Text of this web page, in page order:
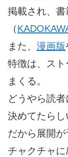
掲載され、
（
また、 漫画版
特徴は、ス
まくる。
どうやら読
決めてたらし
だから展開
チャクチャに